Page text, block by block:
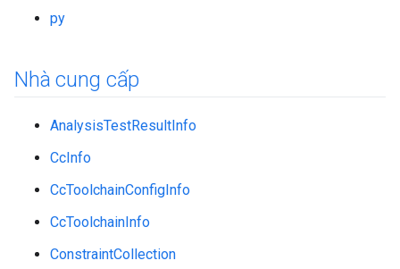
py
Nhà cung cấp
AnalysisTestResultInfo
CcInfo
CcToolchainConfigInfo
CcToolchainInfo
ConstraintCollection